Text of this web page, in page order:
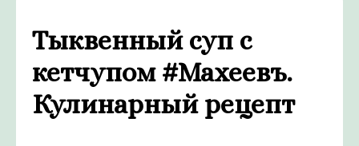
Тыквенный суп с
кетчупом #Махеевъ.
Кулинарный рецепт